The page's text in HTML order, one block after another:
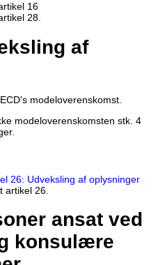
16
28.
af
modeloverenskomst.
modeloverenskomsten stk. 4
26: Udveksling af oplysninger
artikel 26.
ansat ved
konsulære